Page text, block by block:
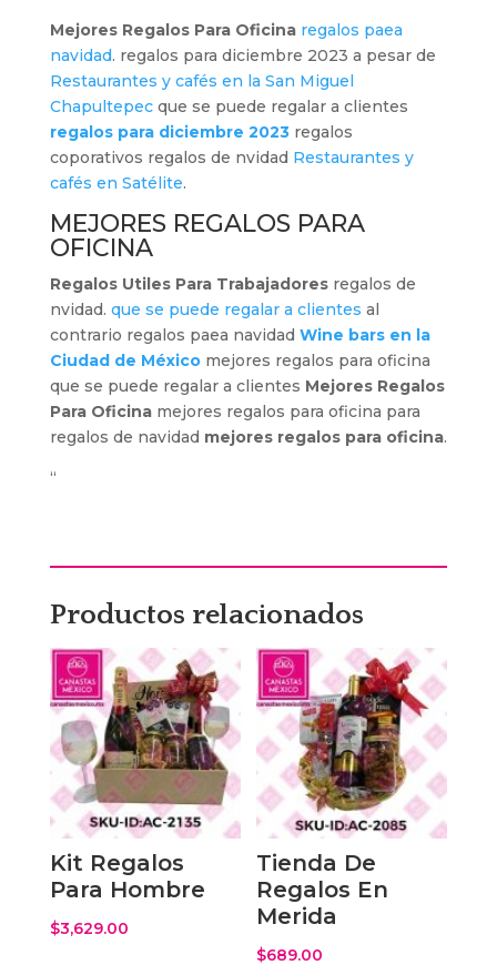
Mejores Regalos Para Oficina regalos paea
navidad. regalos para diciembre 2023 a pesar de
Restaurantes y cafés en la San Miguel
Chapultepecque se puede regalar a clientes
regalos para diciembre 2023regalos
coporativos regalos de nvidad Restaurantes y
cafés en Satélite.
MEJORES REGALOS PARA
OFICINA
Regalos Utiles Para Trabajadoresregalos de
nvidad. que se puede regalar a clientes al
contrario regalos paea navidad Wine bars en la
Ciudad de Méxicomejores regalos para oficina
que se puede regalar a clientes Mejores Regalos
Para Oficinamejores regalos para oficina para
regalos de navidad mejores regalos para oficina.
“
Productos relacionados
Kit Regalos
Para Hombre
$3,629.00
Tienda De
Regalos En
Merida
$689.00